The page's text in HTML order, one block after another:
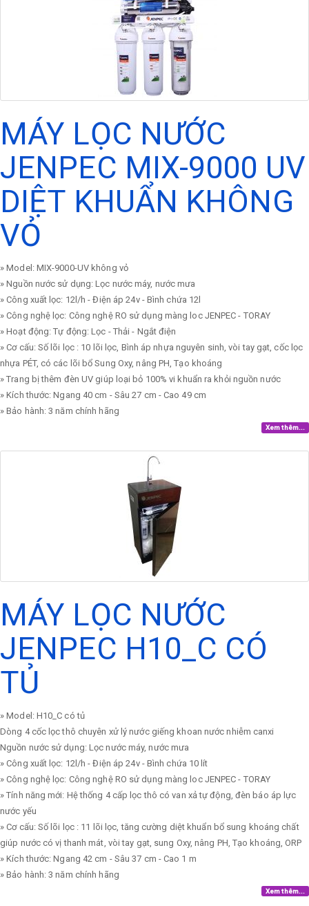
MÁY LỌC NƯỚC
JENPEC MIX-9000 UV
DIỆT KHUẨN KHÔNG
VỎ
» Model: MIX-9000-UV không vỏ
» Nguồn nước sử dụng: Lọc nước máy, nước mưa
» Công xuất lọc: 12l/h - Điện áp 24v - Bình chứa 12l
» Công nghệ lọc: Công nghệ RO sử dụng màng loc JENPEC - TORAY
» Hoạt động: Tự động: Lọc - Thải - Ngắt điện
» Cơ cấu: Số lõi lọc : 10 lõi lọc, Bình áp nhựa nguyên sinh, vòi tay gạt, cốc lọc
nhựa PÉT, có các lõi bổ Sung Oxy, nâng PH, Tạo khoáng
» Trang bị thêm đèn UV giúp loại bỏ 100% vi khuẩn ra khỏi nguồn nước
» Kích thước: Ngang 40 cm - Sâu 27 cm - Cao 49 cm
» Bảo hành: 3 năm chính hãng
Xem thêm...
MÁY LỌC NƯỚC
JENPEC H10_C CÓ
TỦ
» Model: H10_C có tủ
Dòng 4 cốc lọc thô chuyên xử lý nước giếng khoan nước nhiễm canxi
Nguồn nước sử dụng: Lọc nước máy, nước mưa
» Công xuất lọc: 12l/h - Điện áp 24v - Bình chứa 10 lít
» Công nghệ lọc: Công nghệ RO sử dụng màng loc JENPEC - TORAY
» Tính năng mới: Hệ thống 4 cấp lọc thô có van xả tự động, đèn báo áp lực
nước yếu
» Cơ cấu: Số lõi lọc : 11 lõi lọc, tăng cường diệt khuẩn bổ sung khoáng chất
giúp nước có vị thanh mát, vòi tay gạt, sung Oxy, nâng PH, Tạo khoáng, ORP
» Kích thước: Ngang 42 cm - Sâu 37 cm - Cao 1 m
» Bảo hành: 3 năm chính hãng
Xem thêm...